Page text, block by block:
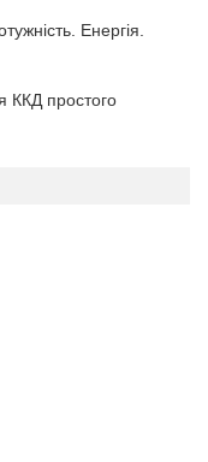
Енергія.
ККД простого